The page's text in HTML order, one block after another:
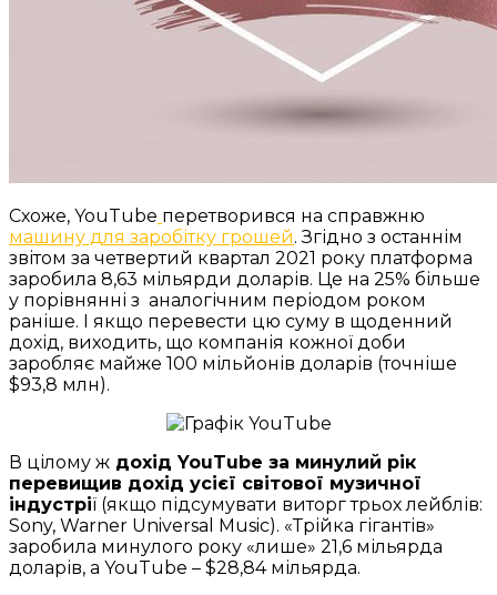
Схоже, YouTube перетворився на справжню
машину для заробітку грошей. Згідно з останнім
звітом за четвертий квартал 2021 року платформа
заробила 8,63 мільярди доларів. Це на 25% більше
у порівнянні з аналогічним періодом роком
раніше. І якщо перевести цю суму в щоденний
дохід, виходить, що компанія кожної доби
заробляє майже 100 мільйонів доларів (точніше
$93,8 млн).
В цілому ж дохід YouTube за минулий рік
перевищив дохід усієї світової музичної
індустрії (якщо підсумувати виторг трьох лейблів:
Sony, Warner Universal Music). «Трійка гігантів»
заробила минулого року «лише» 21,6 мільярда
доларів, а YouTube – $28,84 мільярда.